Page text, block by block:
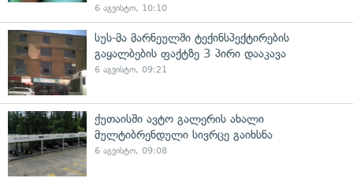
6 აგვისტო, 10:10
სუს-მა მარნეულში ტექინსპექტირების
გაყალბების ფაქტზე 3 პირი დააკავა
6 აგვისტო, 09:21
ქუთაისში ავტო გალერის ახალი
მულტიბრენდული სივრცე გაიხსნა
6 აგვისტო, 09:08